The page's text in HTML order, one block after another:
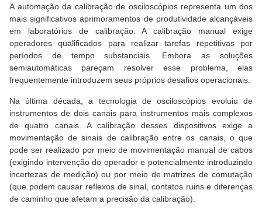
A automação da calibração de osciloscópios representa um dos
mais significativos aprimoramentos de produtividade alcançáveis
em laboratórios de calibração. A calibração manual exige
operadores qualificados para realizar tarefas repetitivas por
períodos de tempo substanciais. Embora as soluções
semiautomáticas pareçam resolver esse problema, elas
frequentemente introduzem seus próprios desafios operacionais.
Na última década, a tecnologia de osciloscópios evoluiu de
instrumentos de dois canais para instrumentos mais complexos
de quatro canais. A calibração desses dispositivos exige a
movimentação de sinais de calibração entre os canais, o que
pode ser realizado por meio de movimentação manual de cabos
(exigindo intervenção do operador e potencialmente introduzindo
incertezas de medição) ou por meio de matrizes de comutação
(que podem causar reflexos de sinal, contatos ruins e diferenças
de caminho que afetam a precisão da calibração).